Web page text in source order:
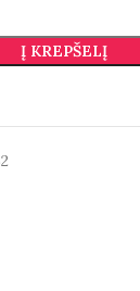
Į KREPŠELĮ